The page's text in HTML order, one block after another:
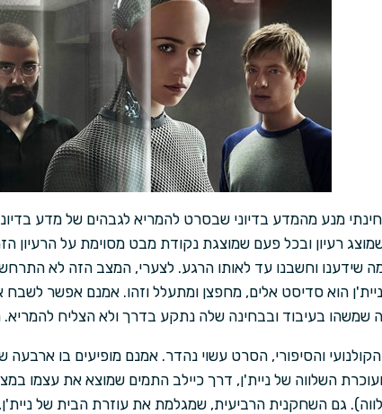
מנע מהמדע בדיוני שבסרט להמריא לגבהים של מדע
שמוצג רעיון ובכל פעם שמוצגת נקודת מבט מסוימת על
שידענו וחשבנו עד לאותו הרגע. לצערי, המצב הזה לא
ניית'ן הוא סדיסט אלים, מחפצן ומתעלל וזהו. אמנם אפשר
שמשהו בעיבוד ובבחינה שלה נתקע בדרך ולא הצליח
והסיפורי, הסרט עשוי נהדר. אמנם מופיעים בו
השלווה של ניית'ן, דרך כיילב התמים שמוצא את עצמו
גם השחקנית הרביעית, שמגלמת את עוזרת הבית של